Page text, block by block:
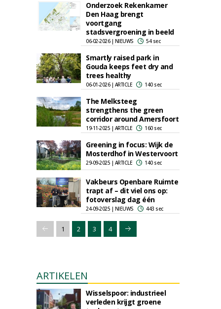
Onderzoek Rekenkamer
Den Haag brengt
voortgang
stadsvergroening in beeld
06-02-2026 | NIEUWS 54 sec
Smartly raised park in
Gouda keeps feet dry and
trees healthy
06-01-2026 | ARTICLE 140 sec
The Melksteeg
strengthens the green
corridor around Amersfoort
19-11-2025 | ARTICLE 160 sec
Greening in focus: Wijk de
Mosterdhof in Westervoort
29-09-2025 | ARTICLE 140 sec
Vakbeurs Openbare Ruimte
trapt af – dit viel ons op:
fotoverslag dag één
24-09-2025 | NIEUWS 443 sec
1 2 3 4
ARTIKELEN
Wisselspoor: industrieel
verleden krijgt groene